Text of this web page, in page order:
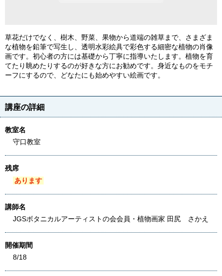
草花だけでなく、樹木、野菜、果物から道端の雑草まで、さまざま
な植物を鉛筆で写生し、透明水彩絵具で彩色する細密な植物の肖像
画です。初心者の方には基礎から丁寧に指導いたします。植物を育
てたり眺めたりするのが好きな方にお勧めです。身近なものをモチ
ーフにするので、どなたにも始めやすい絵画です。
講座の詳細
教室名
守口教室
残席
あります
講師名
JGSボタニカルアーティストの会会員・植物画家 田尻 さかえ
開催期間
8/18